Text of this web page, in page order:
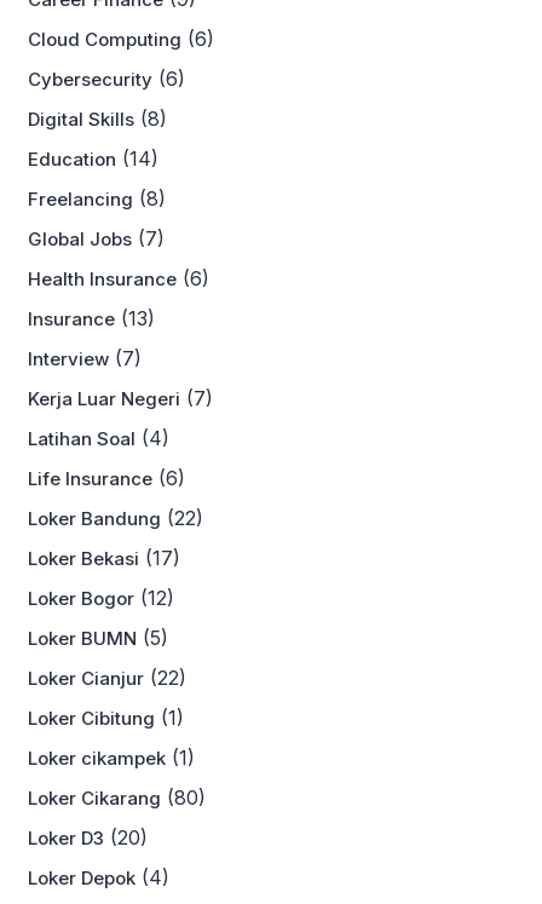
Cloud Computing (6)
Cybersecurity (6)
Digital Skills (8)
Education (14)
Freelancing (8)
Global Jobs (7)
Health Insurance (6)
Insurance (13)
Interview (7)
Kerja Luar Negeri (7)
Latihan Soal (4)
Life Insurance (6)
Loker Bandung (22)
Loker Bekasi (17)
Loker Bogor (12)
Loker BUMN (5)
Loker Cianjur (22)
Loker Cibitung (1)
Loker cikampek (1)
Loker Cikarang (80)
Loker D3 (20)
Loker Depok (4)